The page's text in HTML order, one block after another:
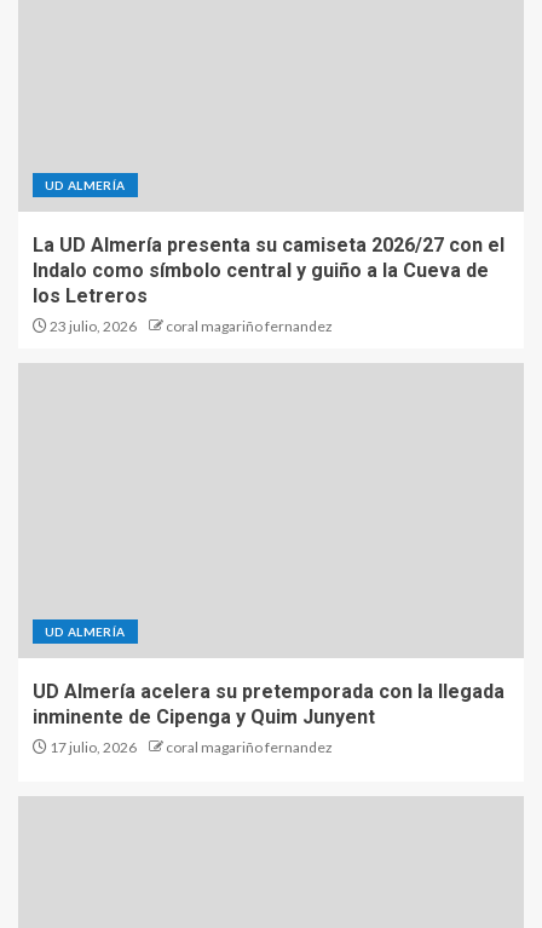
UD ALMERÍA
La UD Almería presenta su camiseta 2026/27 con el
Indalo como símbolo central y guiño a la Cueva de
los Letreros
23 julio, 2026 coral magariño fernandez
UD ALMERÍA
UD Almería acelera su pretemporada con la llegada
inminente de Cipenga y Quim Junyent
17 julio, 2026 coral magariño fernandez